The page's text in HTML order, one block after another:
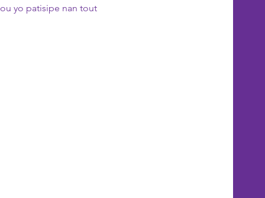
yo patisipe nan tout